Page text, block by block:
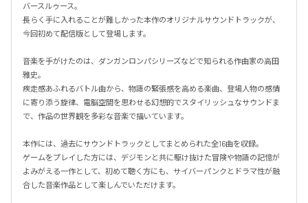
バースルゥース。
長らく手に入れることが難しかった本作のオリジナルサウンドトラックが、
今回初めて配信版として登場します。
音楽を手がけたのは、ダンガンロンパシリーズなどで知られる作曲家の高田
雅史。
疾走感あふれるバトル曲から、物語の緊張感を高める楽曲、登場人物の感情
に寄り添う旋律、電脳空間を思わせる幻想的でスタイリッシュなサウンドま
で、作品の世界観を多彩な音楽で描いています。
本作には、過去にサウンドトラックとしてまとめられた全16曲を収録。
ゲームをプレイした方には、デジモンと共に駆け抜けた冒険や物語の記憶が
よみがえる一作として、初めて聴く方にも、サイバーパンクとドラマ性が融
合した音楽作品として楽しんでいただけます。